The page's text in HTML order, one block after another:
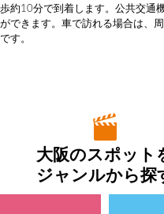
約10分で到着します。公共交通
できます。車で訪れる場合は、
す。
大阪のスポット
ジャンルから探